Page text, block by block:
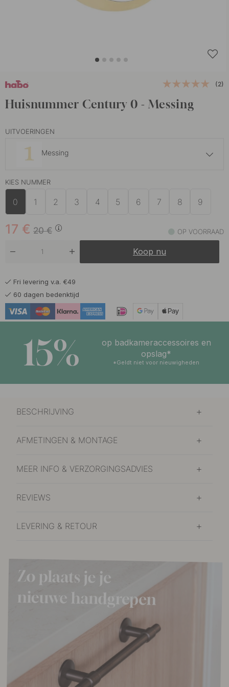
(2)
Huisnummer Century 0 - Messing
UITVOERINGEN
Messing
Zwart
KIES NUMMER
0 1 2 3 4 5 6 7 8 9
20€
17 € OP VOORRAAD
Koop nu
Fri levering v.a. €49
60 dagen bedenktijd
15%
op badkameraccessoires en
opslag*
*Geldt niet voor nieuwigheden
BESCHRIJVING
AFMETINGEN & MONTAGE
MEER INFO & VERZORGINGSADVIES
REVIEWS
LEVERING & RETOUR